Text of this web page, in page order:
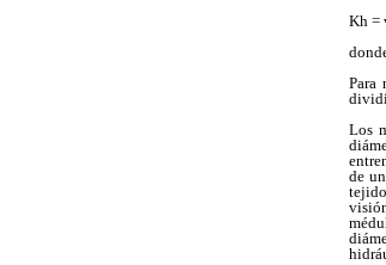
Kh =
Para
Los
de